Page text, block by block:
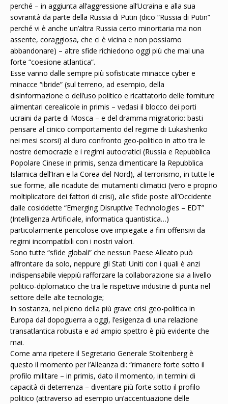
perché – in aggiunta all’aggressione all’Ucraina e alla sua
sovranità da parte della Russia di Putin (dico “Russia di Putin”
perché vi è anche un’altra Russia certo minoritaria ma non
assente, coraggiosa, che ci è vicina e non possiamo
abbandonare) – altre sfide richiedono oggi più che mai una
forte “coesione atlantica”.
Esse vanno dalle sempre più sofisticate minacce cyber e
minacce “ibride” (sul terreno, ad esempio, della
disinformazione o dell’uso politico e ricattatorio delle forniture
alimentari cerealicole in primis – vedasi il blocco dei porti
ucraini da parte di Mosca – e del dramma migratorio: basti
pensare al cinico comportamento del regime di Lukashenko
nei mesi scorsi) al duro confronto geo-politico in atto tra le
nostre democrazie e i regimi autocratici (Russia e Repubblica
Popolare Cinese in primis, senza dimenticare la Repubblica
Islamica dell’Iran e la Corea del Nord), al terrorismo, in tutte le
sue forme, alle ricadute dei mutamenti climatici (vero e proprio
moltiplicatore dei fattori di crisi), alle sfide poste all’Occidente
dalle cosiddette “Emerging Disruptive Technologies – EDT”
(Intelligenza Artificiale, informatica quantistica…)
particolarmente pericolose ove impiegate a fini offensivi da
regimi incompatibili con i nostri valori.
Sono tutte “sfide globali” che nessun Paese Alleato può
affrontare da solo, neppure gli Stati Uniti con i quali è anzi
indispensabile vieppiù rafforzare la collaborazione sia a livello
politico-diplomatico che tra le rispettive industrie di punta nel
settore delle alte tecnologie;
In sostanza, nel pieno della più grave crisi geo-politica in
Europa dal dopoguerra a oggi, l’esigenza di una relazione
transatlantica robusta e ad ampio spettro è più evidente che
mai.
Come ama ripetere il Segretario Generale Stoltenberg è
questo il momento per l’Alleanza di: “rimanere forte sotto il
profilo militare – in primis, dato il momento, in termini di
capacità di deterrenza – diventare più forte sotto il profilo
politico (attraverso ad esempio un’accentuazione delle